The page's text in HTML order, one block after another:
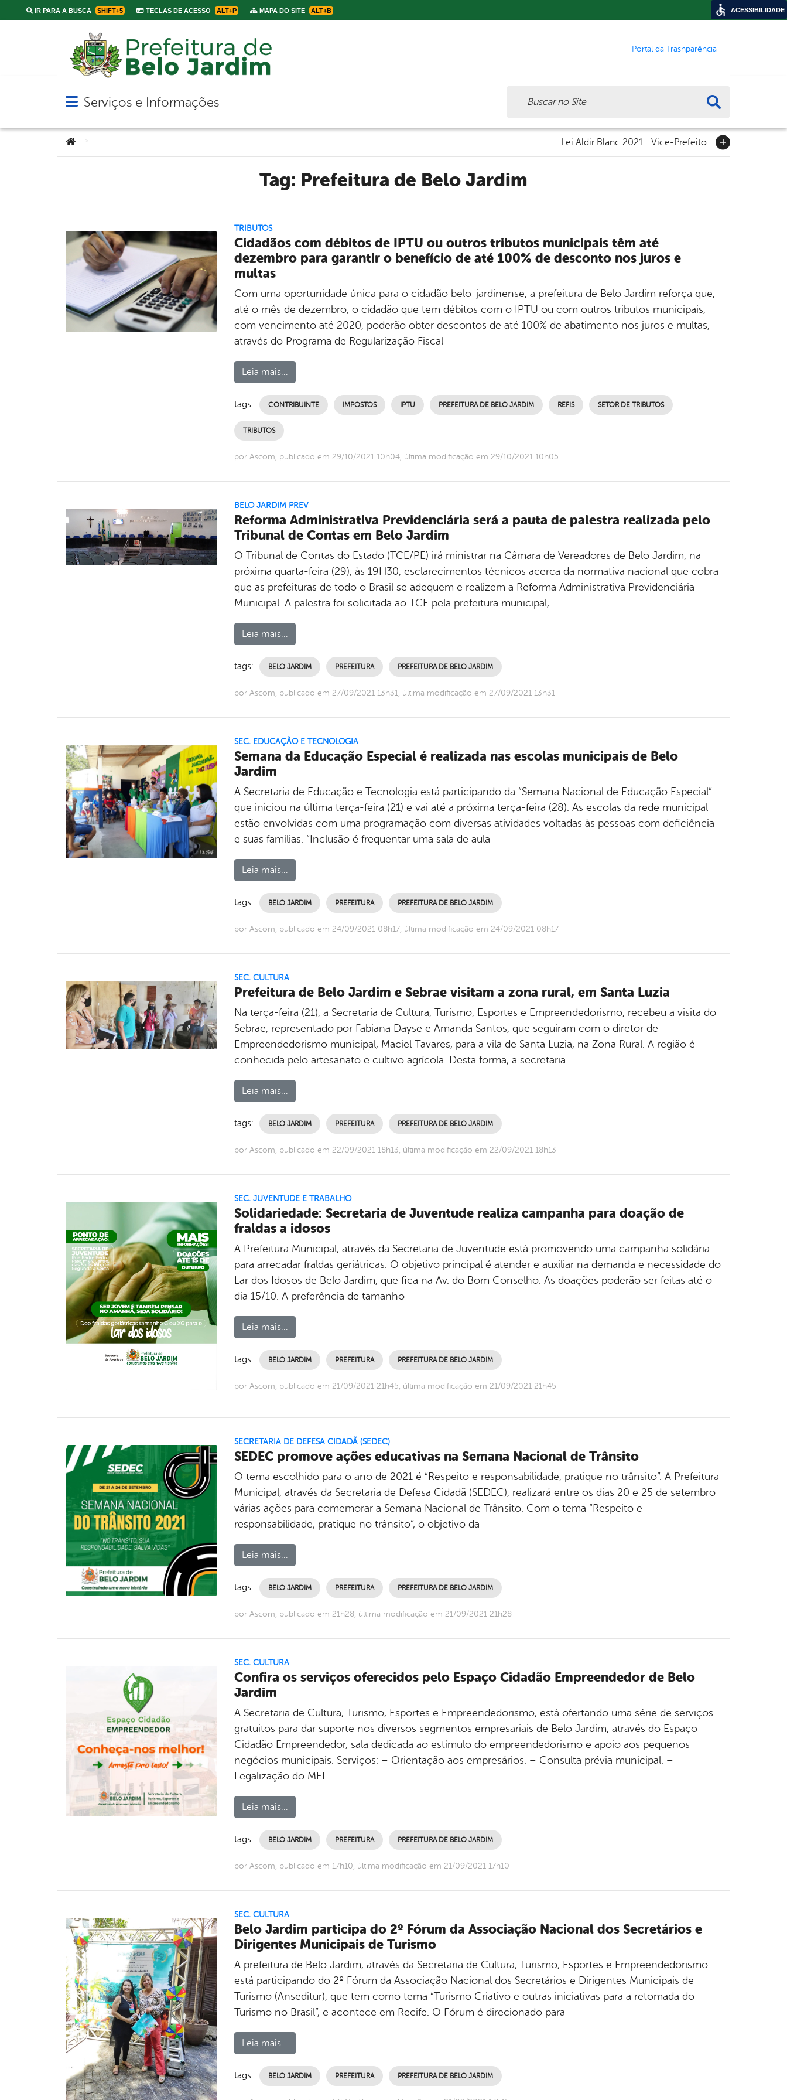
IR PARA A BUSCA SHIFT+5 TECLAS DE ACESSO ALT+P MAPA DO SITE ALT+B
Portal da Trasnparência
Abrir menu principal de navegação
Serviços e Informações
Você está aqui: Lei Aldir Blanc 2021 Vice-Prefeito
Tag: Prefeitura de Belo Jardim
TRIBUTOS
Cidadãos com débitos de IPTU ou outros tributos municipais têm até
dezembro para garantir o benefício de até 100% de desconto nos juros e
multas
Com uma oportunidade única para o cidadão belo-jardinense, a prefeitura de Belo Jardim reforça que,
até o mês de dezembro, o cidadão que tem débitos com o IPTU ou com outros tributos municipais,
com vencimento até 2020, poderão obter descontos de até 100% de abatimento nos juros e multas,
através do Programa de Regularização Fiscal
Leia mais...
tags: CONTRIBUINTE IMPOSTOS IPTU PREFEITURA DE BELO JARDIM REFIS SETOR DE TRIBUTOS
TRIBUTOS
por Ascom, publicado em 29/10/2021 10h04, última modificação em 29/10/2021 10h05
BELO JARDIM PREV
Reforma Administrativa Previdenciária será a pauta de palestra realizada pelo
Tribunal de Contas em Belo Jardim
O Tribunal de Contas do Estado (TCE/PE) irá ministrar na Câmara de Vereadores de Belo Jardim, na
próxima quarta-feira (29), às 19H30, esclarecimentos técnicos acerca da normativa nacional que cobra
que as prefeituras de todo o Brasil se adequem e realizem a Reforma Administrativa Previdenciária
Municipal. A palestra foi solicitada ao TCE pela prefeitura municipal,
Leia mais...
tags: BELO JARDIM PREFEITURA PREFEITURA DE BELO JARDIM
por Ascom, publicado em 27/09/2021 13h31, última modificação em 27/09/2021 13h31
SEC. EDUCAÇÃO E TECNOLOGIA
Semana da Educação Especial é realizada nas escolas municipais de Belo
Jardim
A Secretaria de Educação e Tecnologia está participando da “Semana Nacional de Educação Especial”
que iniciou na última terça-feira (21) e vai até a próxima terça-feira (28). As escolas da rede municipal
estão envolvidas com uma programação com diversas atividades voltadas às pessoas com deficiência
e suas famílias. “Inclusão é frequentar uma sala de aula
Leia mais...
tags: BELO JARDIM PREFEITURA PREFEITURA DE BELO JARDIM
por Ascom, publicado em 24/09/2021 08h17, última modificação em 24/09/2021 08h17
SEC. CULTURA
Prefeitura de Belo Jardim e Sebrae visitam a zona rural, em Santa Luzia
Na terça-feira (21), a Secretaria de Cultura, Turismo, Esportes e Empreendedorismo, recebeu a visita do
Sebrae, representado por Fabiana Dayse e Amanda Santos, que seguiram com o diretor de
Empreendedorismo municipal, Maciel Tavares, para a vila de Santa Luzia, na Zona Rural. A região é
conhecida pelo artesanato e cultivo agrícola. Desta forma, a secretaria
Leia mais...
tags: BELO JARDIM PREFEITURA PREFEITURA DE BELO JARDIM
por Ascom, publicado em 22/09/2021 18h13, última modificação em 22/09/2021 18h13
SEC. JUVENTUDE E TRABALHO
Solidariedade: Secretaria de Juventude realiza campanha para doação de
fraldas a idosos
A Prefeitura Municipal, através da Secretaria de Juventude está promovendo uma campanha solidária
para arrecadar fraldas geriátricas. O objetivo principal é atender e auxiliar na demanda e necessidade do
Lar dos Idosos de Belo Jardim, que fica na Av. do Bom Conselho. As doações poderão ser feitas até o
dia 15/10. A preferência de tamanho
Leia mais...
tags: BELO JARDIM PREFEITURA PREFEITURA DE BELO JARDIM
por Ascom, publicado em 21/09/2021 21h45, última modificação em 21/09/2021 21h45
SECRETARIA DE DEFESA CIDADÃ (SEDEC)
SEDEC promove ações educativas na Semana Nacional de Trânsito
O tema escolhido para o ano de 2021 é “Respeito e responsabilidade, pratique no trânsito”. A Prefeitura
Municipal, através da Secretaria de Defesa Cidadã (SEDEC), realizará entre os dias 20 e 25 de setembro
várias ações para comemorar a Semana Nacional de Trânsito. Com o tema “Respeito e
responsabilidade, pratique no trânsito”, o objetivo da
Leia mais...
tags: BELO JARDIM PREFEITURA PREFEITURA DE BELO JARDIM
por Ascom, publicado em 21h28, última modificação em 21/09/2021 21h28
SEC. CULTURA
Confira os serviços oferecidos pelo Espaço Cidadão Empreendedor de Belo
Jardim
A Secretaria de Cultura, Turismo, Esportes e Empreendedorismo, está ofertando uma série de serviços
gratuitos para dar suporte nos diversos segmentos empresariais de Belo Jardim, através do Espaço
Cidadão Empreendedor, sala dedicada ao estímulo do empreendedorismo e apoio aos pequenos
negócios municipais. Serviços: – Orientação aos empresários. – Consulta prévia municipal. –
Legalização do MEI
Leia mais...
tags: BELO JARDIM PREFEITURA PREFEITURA DE BELO JARDIM
por Ascom, publicado em 17h10, última modificação em 21/09/2021 17h10
SEC. CULTURA
Belo Jardim participa do 2º Fórum da Associação Nacional dos Secretários e
Dirigentes Municipais de Turismo
A prefeitura de Belo Jardim, através da Secretaria de Cultura, Turismo, Esportes e Empreendedorismo
está participando do 2º Fórum da Associação Nacional dos Secretários e Dirigentes Municipais de
Turismo (Anseditur), que tem como tema “Turismo Criativo e outras iniciativas para a retomada do
Turismo no Brasil”, e acontece em Recife. O Fórum é direcionado para
Leia mais...
tags: BELO JARDIM PREFEITURA PREFEITURA DE BELO JARDIM
ACESSIBILIDADE